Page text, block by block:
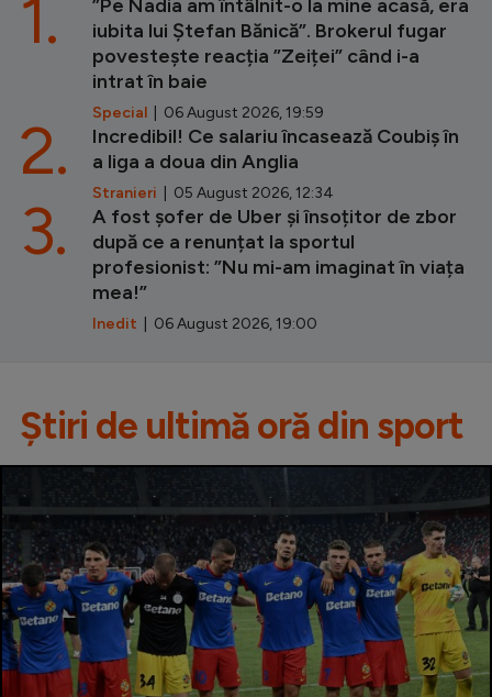
”Pe Nadia am întâlnit-o la mine acasă, era
iubita lui Ștefan Bănică”. Brokerul fugar
povestește reacția ”Zeiței” când i-a
intrat în baie
Special | 06 August 2026, 19:59
1.
Incredibil! Ce salariu încasează Coubiș în
a liga a doua din Anglia
Stranieri | 05 August 2026, 12:34
2.
A fost șofer de Uber și însoțitor de zbor
după ce a renunțat la sportul
profesionist: ”Nu mi-am imaginat în viața
mea!”
Inedit | 06 August 2026, 19:00
3.
Știri de ultimă oră din sport